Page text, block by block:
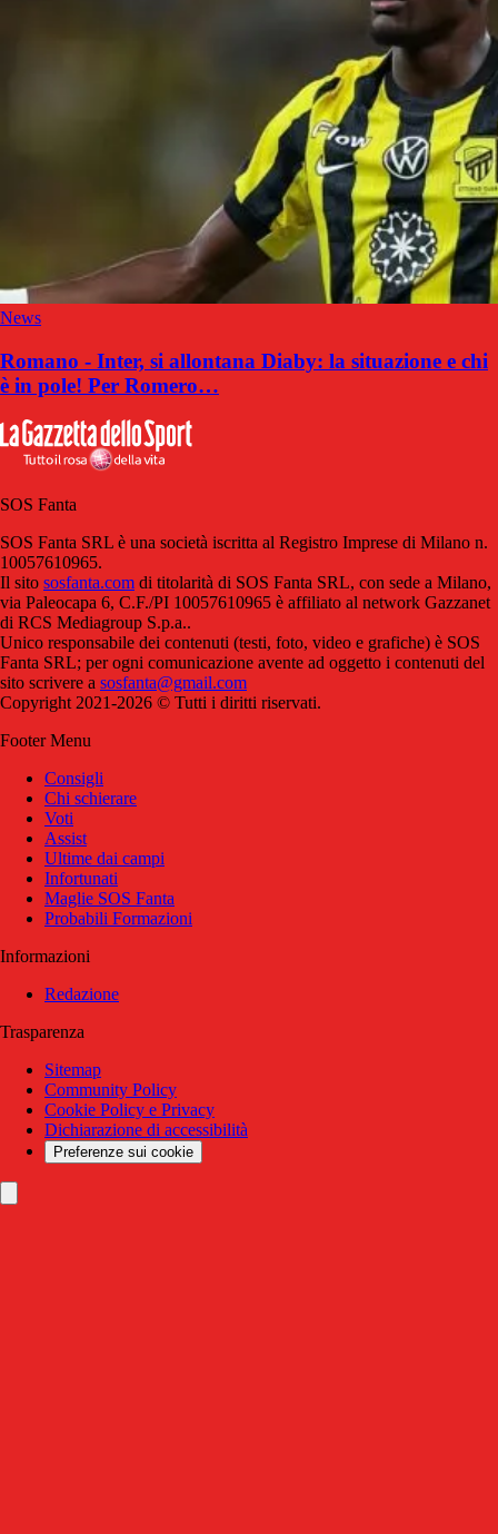
News
Romano - Inter, si allontana Diaby: la situazione e chi
è in pole! Per Romero…
SOS Fanta
SOS Fanta SRL è una società iscritta al Registro Imprese di Milano n.
10057610965.
Il sito sosfanta.com di titolarità di SOS Fanta SRL, con sede a Milano,
via Paleocapa 6, C.F./PI 10057610965 è affiliato al network Gazzanet
di RCS Mediagroup S.p.a..
Unico responsabile dei contenuti (testi, foto, video e grafiche) è SOS
Fanta SRL; per ogni comunicazione avente ad oggetto i contenuti del
sito scrivere a sosfanta@gmail.com
Copyright 2021-2026 © Tutti i diritti riservati.
Footer Menu
Consigli
Chi schierare
Voti
Assist
Ultime dai campi
Infortunati
Maglie SOS Fanta
Probabili Formazioni
Informazioni
Redazione
Trasparenza
Sitemap
Community Policy
Cookie Policy e Privacy
Dichiarazione di accessibilità
Preferenze sui cookie